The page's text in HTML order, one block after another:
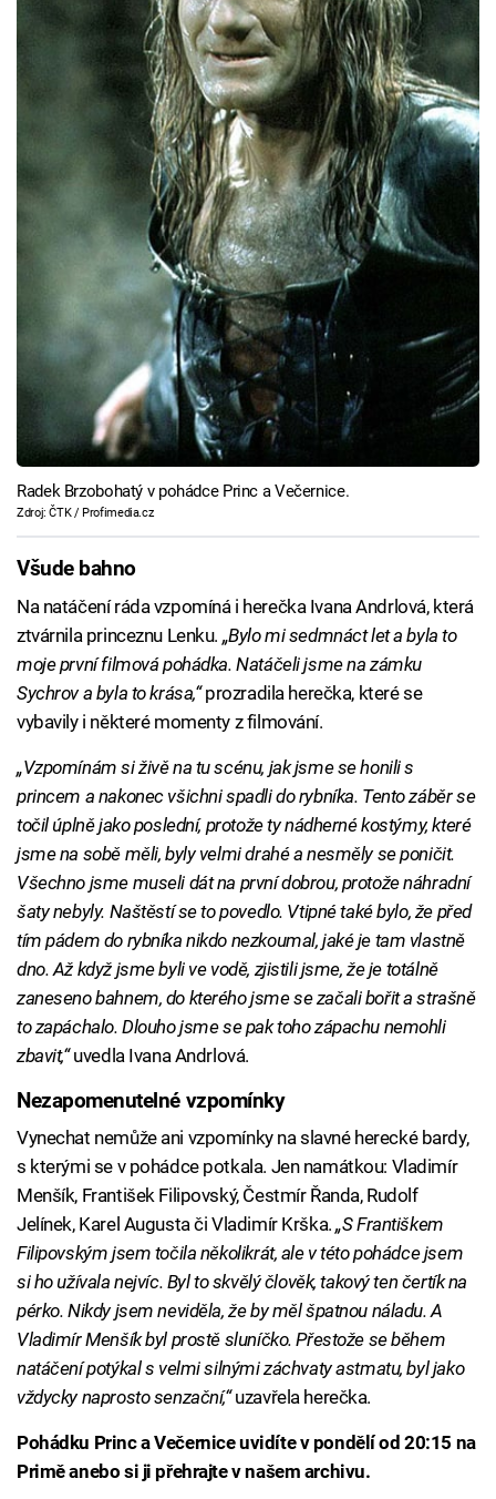
Radek Brzobohatý v pohádce Princ a Večernice.
Zdroj: ČTK / Profimedia.cz
Všude bahno
Na natáčení ráda vzpomíná i herečka Ivana Andrlová, která
ztvárnila princeznu Lenku. „Bylo mi sedmnáct let a byla to
moje první filmová pohádka. Natáčeli jsme na zámku
Sychrov a byla to krása,“prozradila herečka, které se
vybavily i některé momenty z filmování.
„Vzpomínám si živě na tu scénu, jak jsme se honili s
princem a nakonec všichni spadli do rybníka. Tento záběr se
točil úplně jako poslední, protože ty nádherné kostýmy, které
jsme na sobě měli, byly velmi drahé a nesměly se poničit.
Všechno jsme museli dát na první dobrou, protože náhradní
šaty nebyly. Naštěstí se to povedlo. Vtipné také bylo, že před
tím pádem do rybníka nikdo nezkoumal, jaké je tam vlastně
dno. Až když jsme byli ve vodě, zjistili jsme, že je totálně
zaneseno bahnem, do kterého jsme se začali bořit a strašně
to zapáchalo. Dlouho jsme se pak toho zápachu nemohli
zbavit,“uvedla Ivana Andrlová.
Nezapomenutelné vzpomínky
Vynechat nemůže ani vzpomínky na slavné herecké bardy,
s kterými se v pohádce potkala. Jen namátkou: Vladimír
Menšík, František Filipovský, Čestmír Řanda, Rudolf
Jelínek, Karel Augusta či Vladimír Krška.„S Františkem
Filipovským jsem točila několikrát, ale v této pohádce jsem
si ho užívala nejvíc. Byl to skvělý člověk, takový ten čertík na
pérko. Nikdy jsem neviděla, že by měl špatnou náladu. A
Vladimír Menšík byl prostě sluníčko. Přestože se během
natáčení potýkal s velmi silnými záchvaty astmatu, byl jako
vždycky naprosto senzační,“uzavřela herečka.
Pohádku Princ a Večernice uvidíte v pondělí od 20:15 na
Primě anebo si ji přehrajte v našem archivu.